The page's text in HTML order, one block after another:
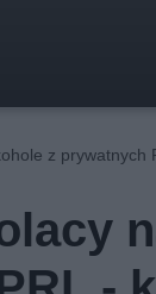
z prywatnych